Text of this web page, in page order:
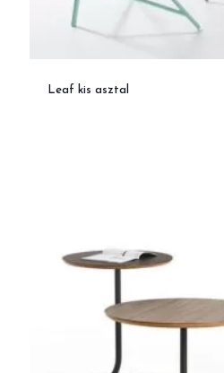
Leaf kis asztal